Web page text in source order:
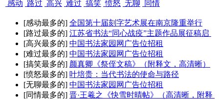
感动 路过 高兴 难过 搞笑 愤怒 无聊 同情
[感动最多的] 全国第十届刻字艺术展在南京隆重举行
[路过最多的] 江苏省书法“同心战疫”主题作品展征稿启
[高兴最多的] 中国书法家园网广告位招租
[难过最多的] 中国书法家园网广告位招租
[搞笑最多的] 颜真卿《祭侄文稿》（附释文，高清晰）
[愤怒最多的] 叶培贵：当代书法的使命与路径
[无聊最多的] 中国书法家园网广告位招租
[同情最多的] 晋·王羲之《快雪时晴帖》（高清晰，附释